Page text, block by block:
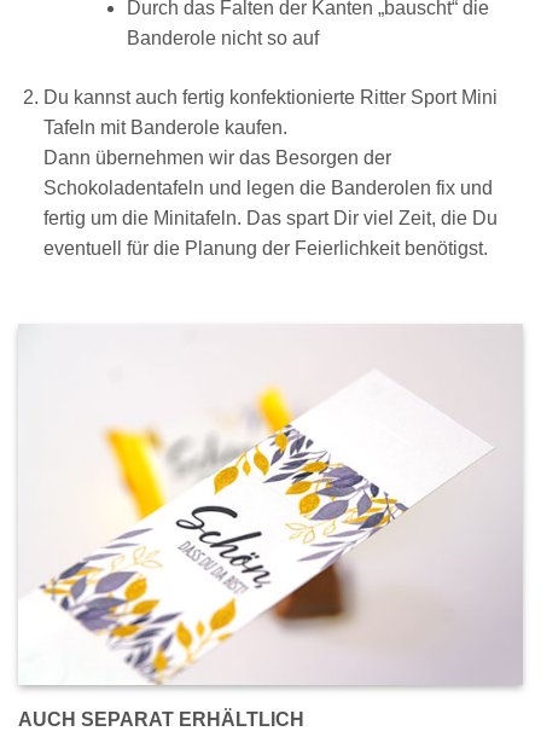
Durch das Falten der Kanten „bauscht“ die
Banderole nicht so auf
Du kannst auch fertig konfektionierte Ritter Sport Mini
Tafeln mit Banderole kaufen.
Dann übernehmen wir das Besorgen der
Schokoladentafeln und legen die Banderolen fix und
fertig um die Minitafeln. Das spart Dir viel Zeit, die Du
eventuell für die Planung der Feierlichkeit benötigst.
AUCH SEPARAT ERHÄLTLICH